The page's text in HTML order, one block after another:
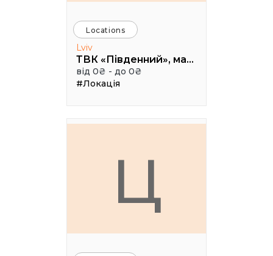
Locations
Lviv
ТВК «Південний», малий конференц зал
від 0₴ - до 0₴
#Локація
Ц